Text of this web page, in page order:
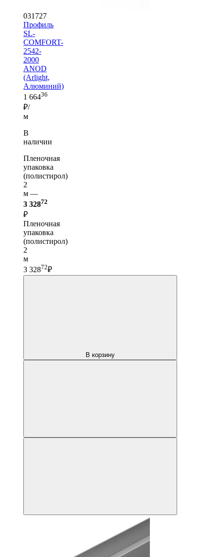
031727
Профиль
SL-
COMFORT-
2542-
2000
ANOD
(Arlight,
Алюминий)
1 66436
₽/
м
В
наличии
Пленочная
упаковка
(полистирол)
2
м —
3 32872
₽
Пленочная
упаковка
(полистирол)
2
м
3 32872₽
В корзину